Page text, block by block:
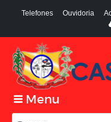
Telefones Ouvidoria
Menu